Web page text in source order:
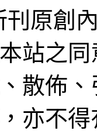
刊原創
站之
散佈
亦不